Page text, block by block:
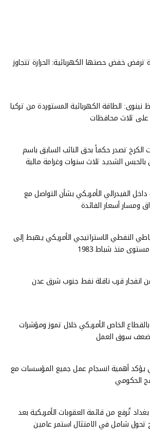
ترفض خفض حصتها الكهربائية: الحرارة تتجاوز
نينوى: الطاقة الكهربائية المستوردة من تركيا
ثلاث محافظات
الكرخ تصدر حكماً بحق النائب السابق باسم
الشديد ثلاث سنوات وغرامة مالية
الفيدرالي الأمريكي بشأن التواصل مع
ومسار أسعار الفائدة
النفطي الاستراتيجي الأمريكي يهبط إلى
منذ شباط 1983
انفجار قرب ناقلة نفط جنوب شرق عدن
الخاص الأمريكي خلال تموز ومؤشرات
سوق العمل
يؤكد أهمية انسجام عمل جميع المؤسسات مع
الحكومي
تُرفع من قائمة العقوبات الأمريكية بعد
تحول شامل في الامتثال استمر عامين